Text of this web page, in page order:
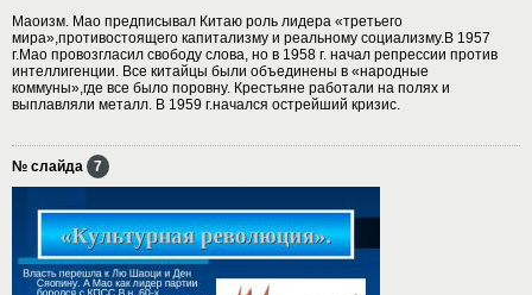
Маоизм. Мао предписывал Китаю роль лидера «третьего
мира»,противостоящего капитализму и реальному социализму.В 1957
г.Мао провозгласил свободу слова, но в 1958 г. начал репрессии против
интеллигенции. Все китайцы были объединены в «народные
коммуны»,где все было поровну. Крестьяне работали на полях и
выплавляли металл. В 1959 г.начался острейший кризис.
№ слайда 7